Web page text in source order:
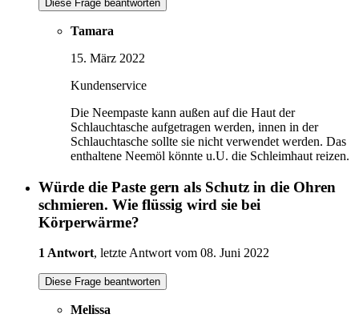
Diese Frage beantworten
Tamara
15. März 2022
Kundenservice
Die Neempaste kann außen auf die Haut der
Schlauchtasche aufgetragen werden, innen in der
Schlauchtasche sollte sie nicht verwendet werden. Das
enthaltene Neemöl könnte u.U. die Schleimhaut reizen.
Würde die Paste gern als Schutz in die Ohren
schmieren. Wie flüssig wird sie bei
Körperwärme?
1 Antwort, letzte Antwort vom 08. Juni 2022
Diese Frage beantworten
Melissa